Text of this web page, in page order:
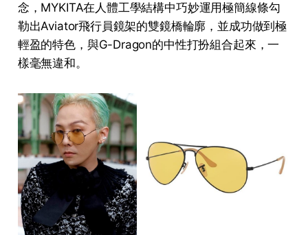
念，MYKITA在人體工學結構中巧妙運用極簡線條勾
勒出Aviator飛行員鏡架的雙鏡橋輪廓，並成功做到極
輕盈的特色，與G-Dragon的中性打扮組合起來，一
樣毫無違和。